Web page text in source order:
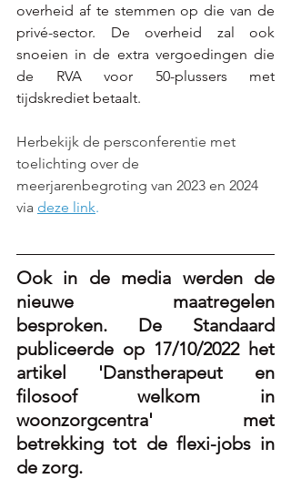
overheid af te stemmen op die van de
privé-sector. De overheid zal ook
snoeien in de extra vergoedingen die
de RVA voor 50-plussers met
tijdskrediet betaalt.
Herbekijk de persconferentie met
toelichting over de
meerjarenbegroting van 2023 en 2024
via deze link.
Ook in de media werden de
nieuwe maatregelen
besproken. De Standaard
publiceerde op 17/10/2022 het
artikel 'Danstherapeut en
filosoof welkom in
woonzorgcentra' met
betrekking tot de flexi-jobs in
de zorg.